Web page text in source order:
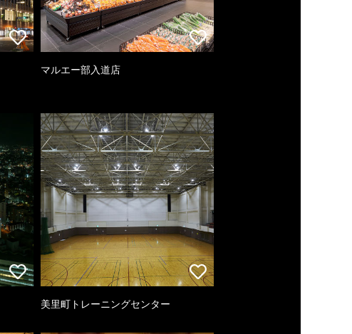
マルエー部入道店
美里町トレーニングセンター